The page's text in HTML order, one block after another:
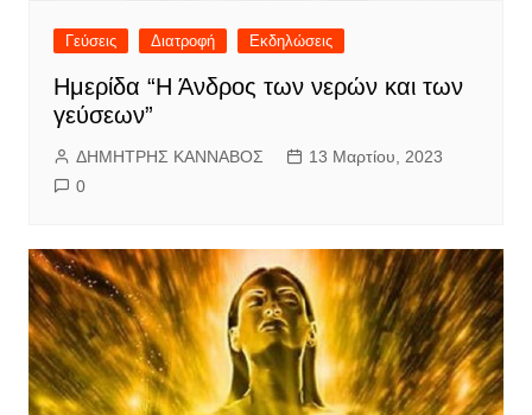
Γεύσεις Διατροφή Εκδηλώσεις
Ημερίδα “Η Άνδρος των νερών και των
γεύσεων”
ΔΗΜΗΤΡΗΣ ΚΑΝΝΑΒΟΣ
13 Μαρτίου, 2023
0